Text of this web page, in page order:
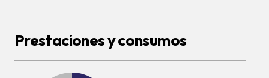
Prestaciones y consumos